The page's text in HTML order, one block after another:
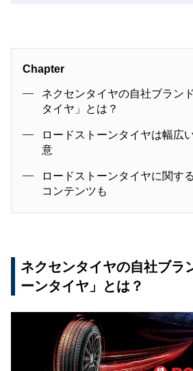
Chapter
ネクセンタイヤの自社ブラン
タイヤ」とは？
ロードストーンタイヤは幅広
意
ロードストーンタイヤに関す
コンテンツも
ネクセンタイヤの自社ブラ
ーンタイヤ」とは？